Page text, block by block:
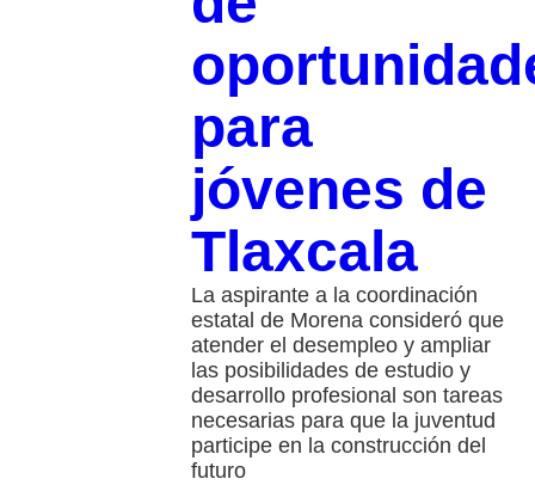
para
jóvenes de
Tlaxcala
La aspirante a la coordinación
estatal de Morena consideró que
atender el desempleo y ampliar
las posibilidades de estudio y
desarrollo profesional son tareas
necesarias para que la juventud
participe en la construcción del
futuro